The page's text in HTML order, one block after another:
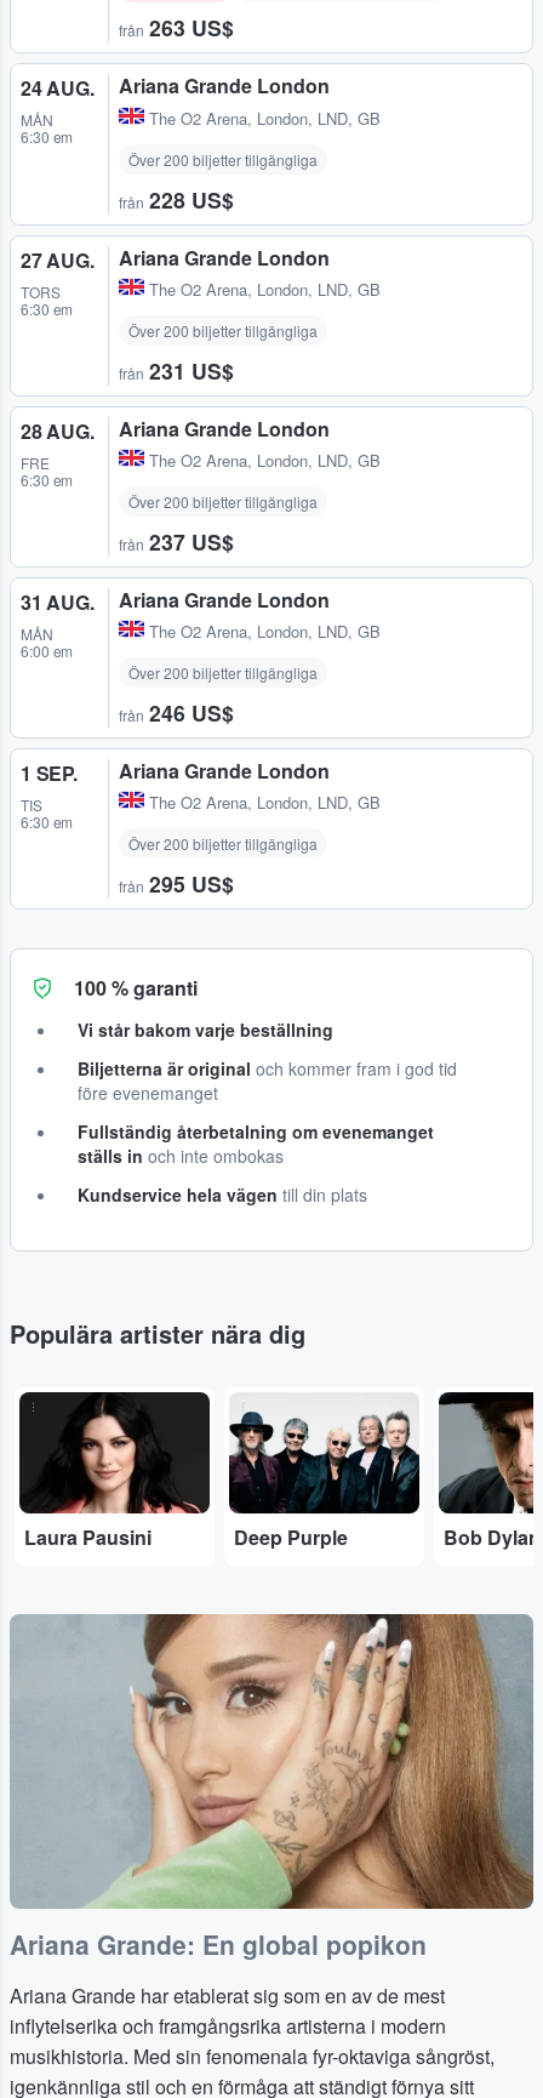
från 263 US$
24 AUG.
MÅN
6:30 em
Ariana Grande London
The O2 Arena, London, LND, GB
Över 200 biljetter tillgängliga
från 228 US$
27 AUG.
TORS
6:30 em
Ariana Grande London
The O2 Arena, London, LND, GB
Över 200 biljetter tillgängliga
från 231 US$
28 AUG.
FRE
6:30 em
Ariana Grande London
The O2 Arena, London, LND, GB
Över 200 biljetter tillgängliga
från 237 US$
31 AUG.
MÅN
6:00 em
Ariana Grande London
The O2 Arena, London, LND, GB
Över 200 biljetter tillgängliga
från 246 US$
1 SEP.
TIS
6:30 em
Ariana Grande London
The O2 Arena, London, LND, GB
Över 200 biljetter tillgängliga
från 295 US$
100 % garanti
Vi står bakom varje beställning
Biljetterna är original och kommer fram i god tid
före evenemanget
Fullständig återbetalning om evenemanget
ställs in och inte ombokas
Kundservice hela vägen till din plats
Populära artister nära dig
...
Laura Pausini Deep Purple
...
Bob Dylan
Ariana Grande: En global popikon
Ariana Grande har etablerat sig som en av de mest
inflytelserika och framgångsrika artisterna i modern
musikhistoria. Med sin fenomenala fyr-oktaviga sångröst,
igenkännliga stil och en förmåga att ständigt förnya sitt